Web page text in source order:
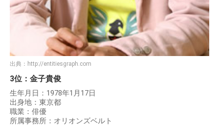
出典： http://entitiesgraph.com
3位：金子貴俊
生年月日：1978年1月17日
出身地：東京都
職業：俳優
所属事務所：オリオンズベルト